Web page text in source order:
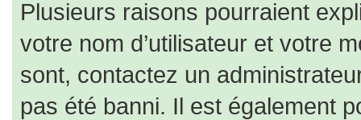
Plusieurs raisons pourraient
votre nom d’utilisateur et votre
sont, contactez un
pas été banni. Il est également